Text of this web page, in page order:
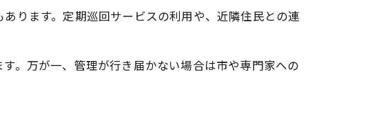
手順
紹介
ります。定期巡回サービスの利用や、近隣住民との連
。万が一、管理が行き届かない場合は市や専門家への